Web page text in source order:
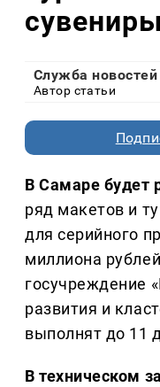
Служба новостей
Автор статьи
В Самаре будет
ряд макетов и
для серийного
миллиона
госучреждение
развития и
выполнят до 11
В техническом